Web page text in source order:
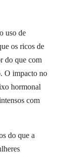
uso de
os ricos de
do que com
O impacto no
hormonal
com
do que a